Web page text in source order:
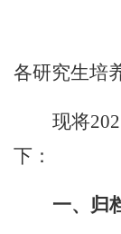
各研究生培
现将202
下：
一、归